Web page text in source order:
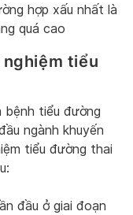
hợp xấu nhất là
quá cao
tiểu
bệnh tiểu đường
ngành khuyến
tiểu đường thai
đầu ở giai đoạn